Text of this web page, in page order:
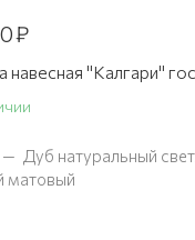
₽
навесная "Калгари"
— Дуб натуральный
матовый